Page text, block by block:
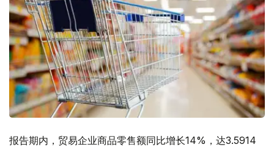
报告期内，贸易企业商品零售额同比增长14%，达3.5914